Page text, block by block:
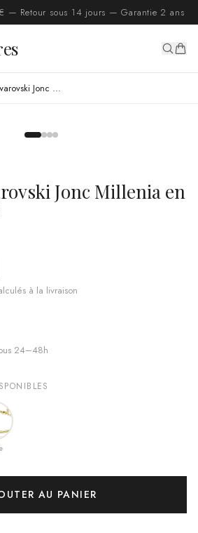
— Retour sous 14 jours — Garantie 2 ans
Bracelet Swarovski Jonc Millenia en métal rhodié
Jonc Millenia en
à la livraison
24–48h
AU PANIER